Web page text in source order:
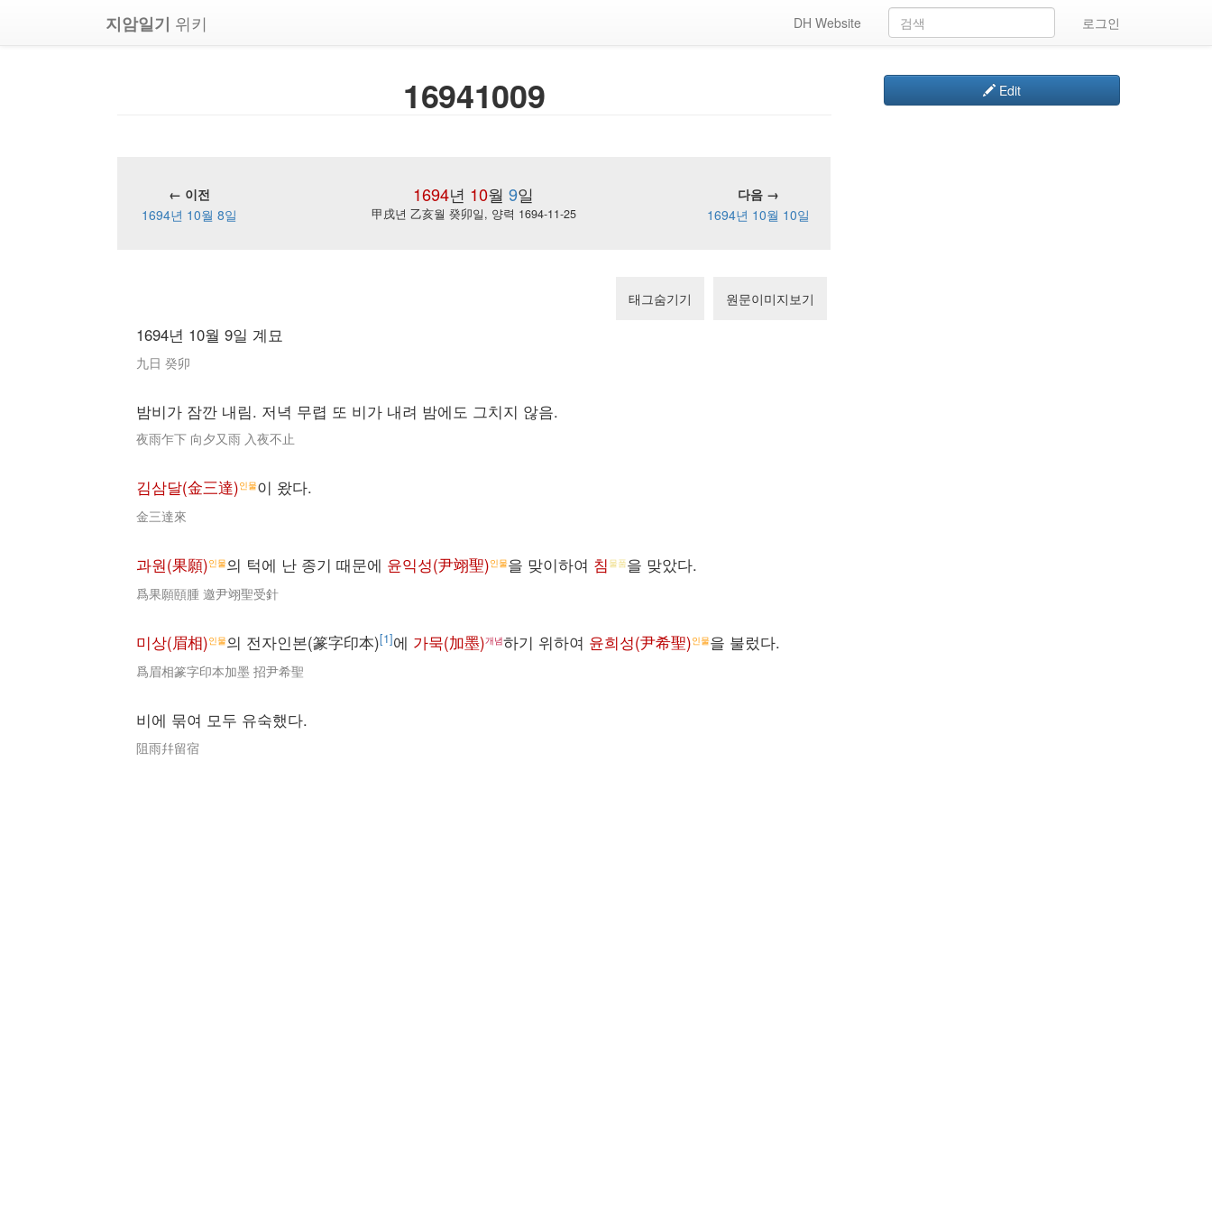
지암일기 위키 로그인
DH Website
16941009
1694년 10월 9일
← 이전
다음 →
1694년 10월 8일
甲戌년 乙亥월 癸卯일, 양력 1694-11-25 1694년 10월 10일
태그숨기기 원문이미지보기
1694년 10월 9일 계묘
九日 癸卯
밤비가 잠깐 내림. 저녁 무렵 또 비가 내려 밤에도 그치지 않음.
夜雨乍下 向夕又雨 入夜不止
김삼달(金三達)인물이 왔다.
金三達來
과원(果願)인물의 턱에 난 종기 때문에 윤익성(尹翊聖)인물을 맞이하여 침 물품을 맞았다.
爲果願頤腫 邀尹翊聖受針
미상(眉相)인물의 전자인본(篆字印本)[1]에 가묵(加墨)개념하기 위하여 윤희성(尹希聖)인물을 불렀다.
爲眉相篆字印本加墨 招尹希聖
비에 묶여 모두 유숙했다.
阻雨幷留宿
Edit